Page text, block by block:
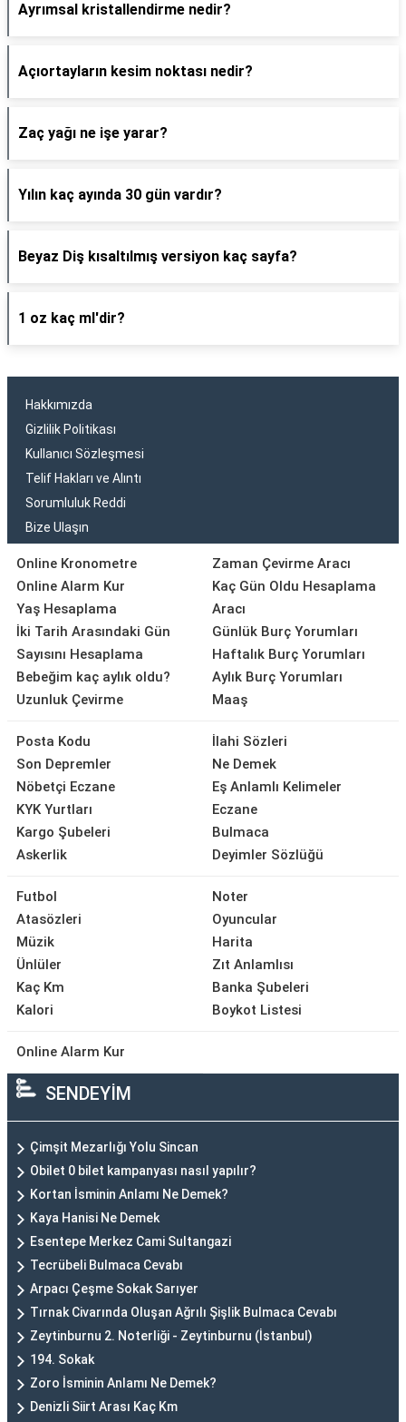
Ayrımsal kristallendirme nedir?
Açıortayların kesim noktası nedir?
Zaç yağı ne işe yarar?
Yılın kaç ayında 30 gün vardır?
Beyaz Diş kısaltılmış versiyon kaç sayfa?
1 oz kaç ml'dir?
Hakkımızda
Gizlilik Politikası
Kullanıcı Sözleşmesi
Telif Hakları ve Alıntı
Sorumluluk Reddi
Bize Ulaşın
Online Kronometre
Online Alarm Kur
Yaş Hesaplama
İki Tarih Arasındaki Gün
Sayısını Hesaplama
Bebeğim kaç aylık oldu?
Uzunluk Çevirme
Zaman Çevirme Aracı
Kaç Gün Oldu Hesaplama
Aracı
Günlük Burç Yorumları
Haftalık Burç Yorumları
Aylık Burç Yorumları
Maaş
Posta Kodu
Son Depremler
Nöbetçi Eczane
KYK Yurtları
Kargo Şubeleri
Askerlik
İlahi Sözleri
Ne Demek
Eş Anlamlı Kelimeler
Eczane
Bulmaca
Deyimler Sözlüğü
Futbol
Atasözleri
Müzik
Ünlüler
Kaç Km
Kalori
Noter
Oyuncular
Harita
Zıt Anlamlısı
Banka Şubeleri
Boykot Listesi
Online Alarm Kur
SENDEYİM
Çimşit Mezarlığı Yolu Sincan
Obilet 0 bilet kampanyası nasıl yapılır?
Kortan İsminin Anlamı Ne Demek?
Kaya Hanisi Ne Demek
Esentepe Merkez Cami Sultangazi
Tecrübeli Bulmaca Cevabı
Arpacı Çeşme Sokak Sarıyer
Tırnak Civarında Oluşan Ağrılı Şişlik Bulmaca Cevabı
Zeytinburnu 2. Noterliği - Zeytinburnu (İstanbul)
194. Sokak
Zoro İsminin Anlamı Ne Demek?
Denizli Siirt Arası Kaç Km